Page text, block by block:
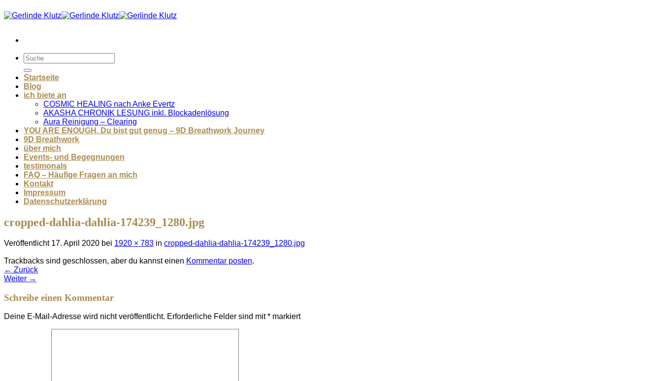
Inhalt
Startseite
Blog
ich biete an
COSMIC HEALING nach Anke Evertz
AKASHA CHRONIK LESUNG inkl. Blockadenlösung
Aura Reinigung – Clearing
YOU ARE ENOUGH. Du bist gut genug – 9D Breathwork Journey
9D Breathwork
über mich
Events- und Begegnungen
testimonals
FAQ – Häufige Fragen an mich
Kontakt
Impressum
Datenschutzerklärung
cropped-dahlia-dahlia-174239_1280.jpg
Veröffentlicht 17. April 2020 bei 1920 × 783 in cropped-dahlia-dahlia-174239_1280.jpg
Trackbacks sind geschlossen, aber du kannst einen Kommentar posten.
← Zurück
Weiter →
Schreibe einen Kommentar
Deine E-Mail-Adresse wird nicht veröffentlicht. Erforderliche Felder sind mit* markiert